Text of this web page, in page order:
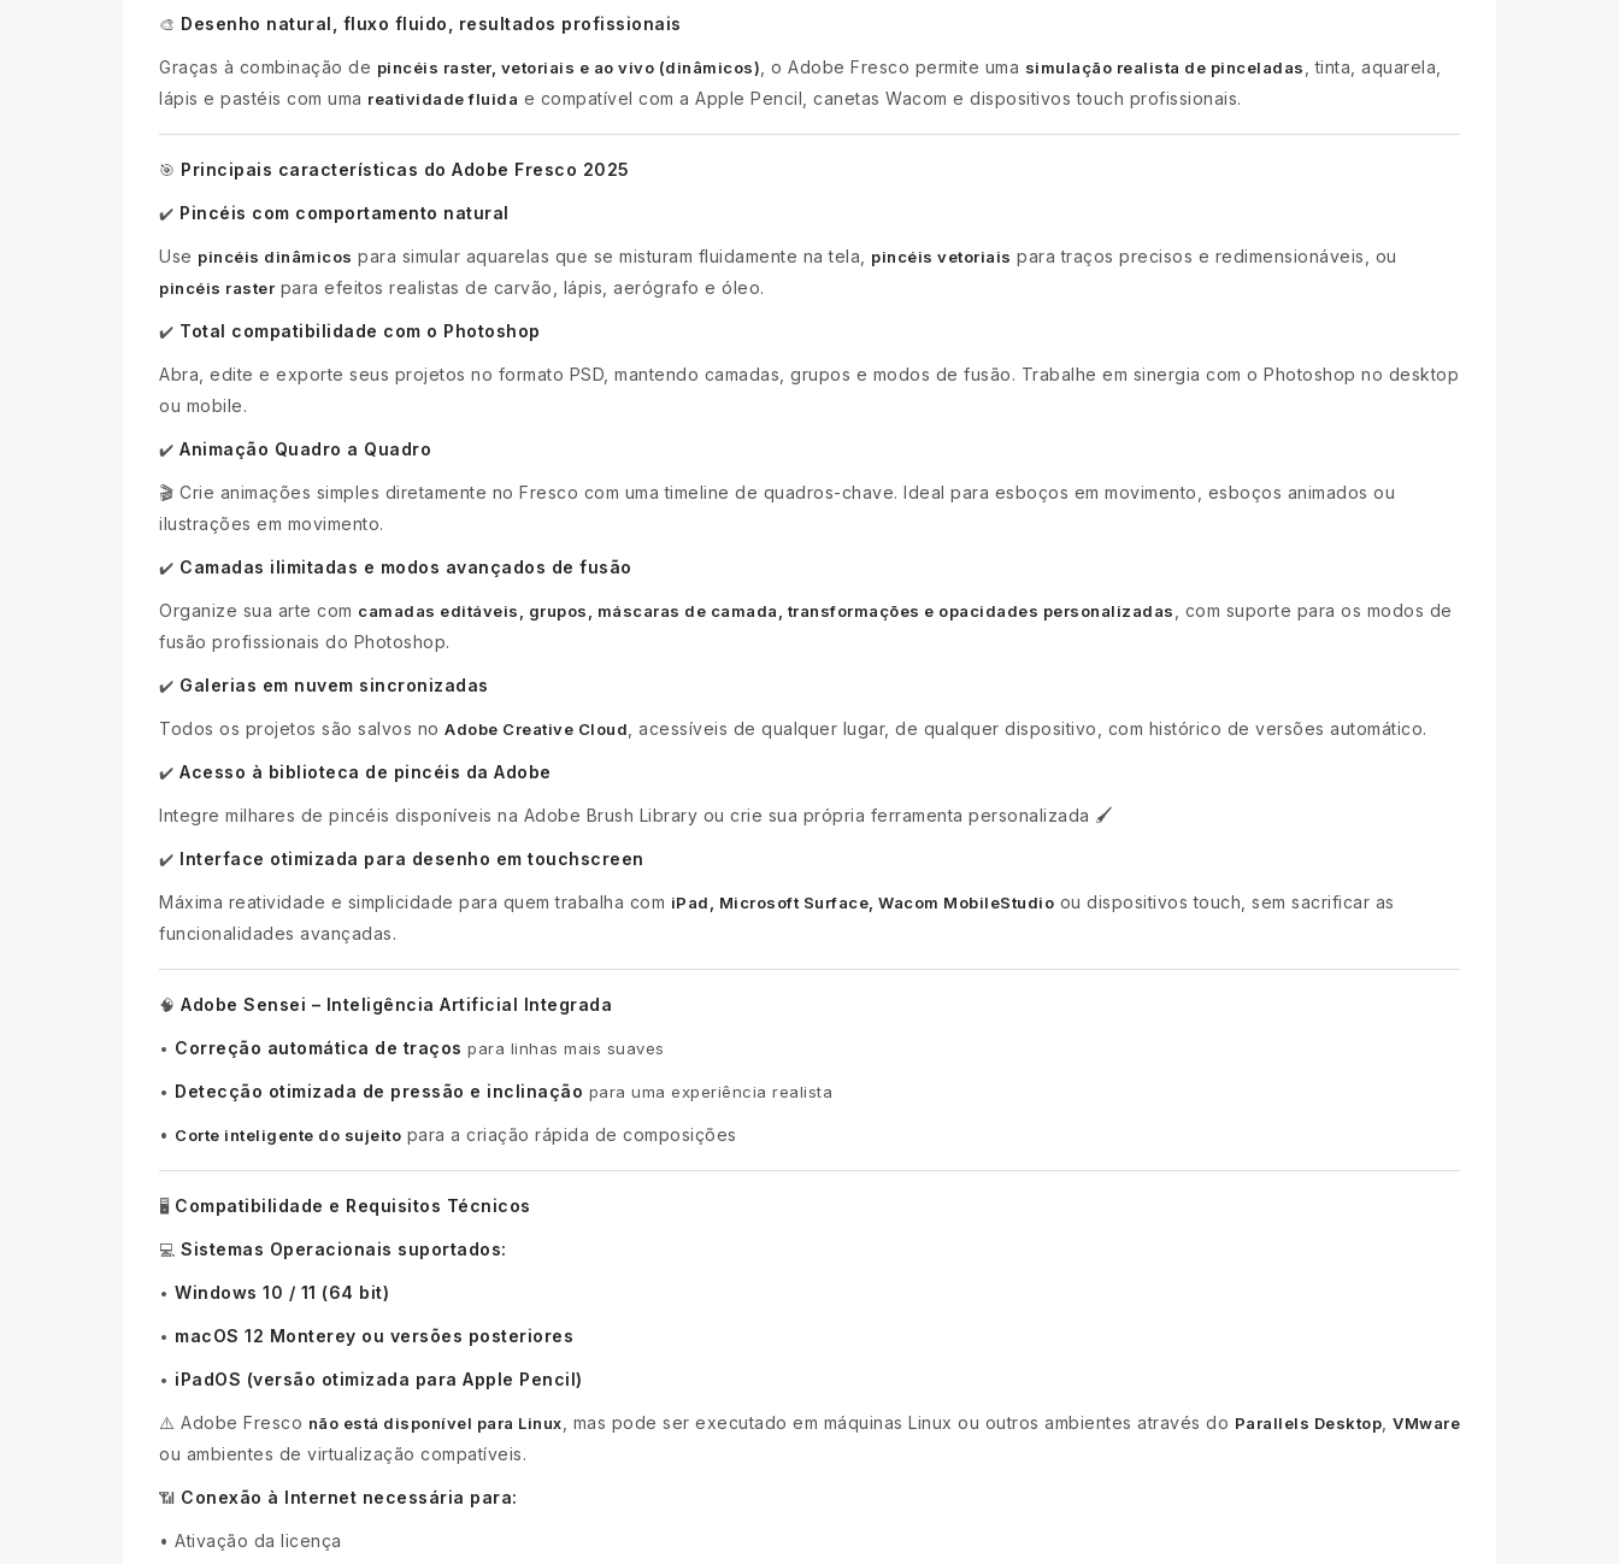
🎨 Desenho natural, fluxo fluido, resultados profissionais
Graças à combinação de pincéis raster, vetoriais e ao vivo (dinâmicos) , o Adobe Fresco permite uma simulação realista de pinceladas
, tinta, aquarela,
lápis e pastéis com uma reatividade fluida e compatível com a Apple Pencil, canetas Wacom e dispositivos touch profissionais.
🎯 Principais características do Adobe Fresco 2025
✔️ Pincéis com comportamento natural
Use pincéis dinâmicos para simular aquarelas que se misturam fluidamente na tela, pincéis vetoriais para traços precisos e redimensionáveis, ou
pincéis raster para efeitos realistas de carvão, lápis, aerógrafo e óleo.
✔️ Total compatibilidade com o Photoshop
Abra, edite e exporte seus projetos no formato PSD, mantendo camadas, grupos e modos de fusão. Trabalhe em sinergia com o Photoshop no desktop
ou mobile.
✔️ Animação Quadro a Quadro
🎬 Crie animações simples diretamente no Fresco com uma timeline de quadros-chave. Ideal para esboços em movimento, esboços animados ou
ilustrações em movimento.
✔️ Camadas ilimitadas e modos avançados de fusão
Organize sua arte com camadas editáveis, grupos, máscaras de camada, transformações e opacidades personalizadas
, com suporte para os modos de
fusão profissionais do Photoshop.
✔️ Galerias em nuvem sincronizadas
Todos os projetos são salvos no Adobe Creative Cloud , acessíveis de qualquer lugar, de qualquer dispositivo, com histórico de versões automático.
✔️ Acesso à biblioteca de pincéis da Adobe
Integre milhares de pincéis disponíveis na Adobe Brush Library ou crie sua própria ferramenta personalizada 🖌️
✔️ Interface otimizada para desenho em touchscreen
Máxima reatividade e simplicidade para quem trabalha com iPad, Microsoft Surface, Wacom MobileStudio ou dispositivos touch, sem sacrificar as
funcionalidades avançadas.
🧠 Adobe Sensei – Inteligência Artificial Integrada
• Correção automática de traços para linhas mais suaves
• Detecção otimizada de pressão e inclinação para uma experiência realista
• Corte inteligente do sujeito para a criação rápida de composições
🖥️ Compatibilidade e Requisitos Técnicos
💻 Sistemas Operacionais suportados:
• Windows 10 / 11 (64 bit)
• macOS 12 Monterey ou versões posteriores
• iPadOS (versão otimizada para Apple Pencil)
⚠️ Adobe Fresco não está disponível para Linux , mas pode ser executado em máquinas Linux ou outros ambientes através do Parallels Desktop VMware
ou ambientes de virtualização compatíveis.
📶 Conexão à Internet necessária para:
• Ativação da licença